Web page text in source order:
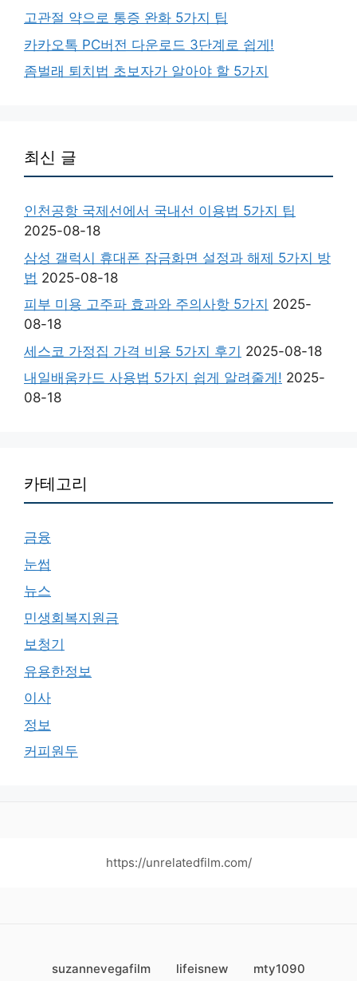
고관절 약으로 통증 완화 5가지 팁
카카오톡 PC버전 다운로드 3단계로 쉽게!
좀벌래 퇴치법 초보자가 알아야 할 5가지
최신 글
인천공항 국제선에서 국내선 이용법 5가지 팁
2025-08-18
삼성 갤럭시 휴대폰 잠금화면 설정과 해제 5가지 방
법 2025-08-18
피부 미용 고주파 효과와 주의사항 5가지 2025-
08-18
세스코 가정집 가격 비용 5가지 후기 2025-08-18
내일배움카드 사용법 5가지 쉽게 알려줄게! 2025-
08-18
카테고리
금융
눈썹
뉴스
민생회복지원금
보청기
유용한정보
이사
정보
커피원두
https://unrelatedfilm.com/
suzannevegafilm lifeisnew
mty1090